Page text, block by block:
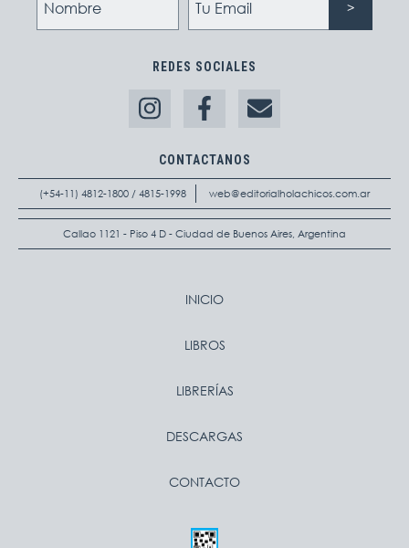
REDES SOCIALES
CONTACTANOS
(+54-11) 4812-1800 / 4815-1998 web@editorialholachicos.com.ar
Callao 1121 - Piso 4 D - Ciudad de Buenos Aires, Argentina
INICIO
LIBROS
LIBRERÍAS
DESCARGAS
CONTACTO